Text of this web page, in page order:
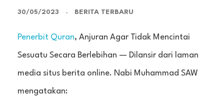
30/05/2023 BERITA TERBARU
Penerbit Quran, Anjuran Agar Tidak Mencintai
Sesuatu Secara Berlebihan — Dilansir dari laman
media situs berita online. Nabi Muhammad SAW
mengatakan: